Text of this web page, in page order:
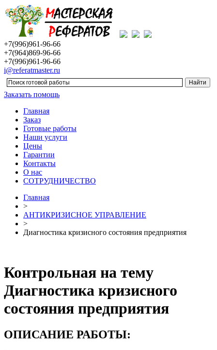
+7(996)961-96-66
+7(964)869-96-66
+7(996)961-96-66
i@referatmaster.ru
Заказать помощь
Главная
Заказ
Готовые работы
Наши услуги
Цены
Гарантии
Контакты
О нас
СОТРУДНИЧЕСТВО
Главная
>
АНТИКРИЗИСНОЕ УПРАВЛЕНИЕ
>
Диагностика кризисного состояния предприятия
Контрольная на тему
Диагностика кризисного
состояния предприятия
ОПИСАНИЕ РАБОТЫ: